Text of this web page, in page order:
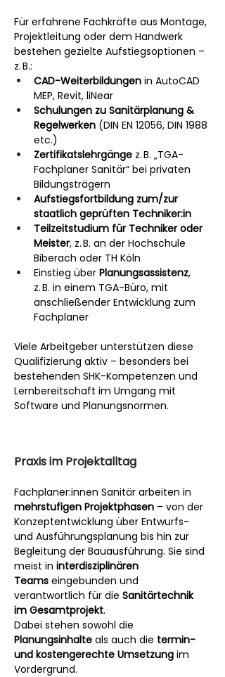
Für erfahrene Fachkräfte aus Montage,
Projektleitung oder dem Handwerk
bestehen gezielte Aufstiegsoptionen –
z. B.:
CAD-Weiterbildungen in AutoCAD
MEP, Revit, liNear
Schulungen zu Sanitärplanung &
Regelwerken (DIN EN 12056, DIN 1988
etc.)
Zertifikatslehrgänge z. B. „TGA-
Fachplaner Sanitär“ bei privaten
Bildungsträgern
Aufstiegsfortbildung zum/zur
staatlich geprüften Techniker:in
Teilzeitstudium für Techniker oder
Meister, z. B. an der Hochschule
Biberach oder TH Köln
Einstieg über Planungsassistenz,
z. B. in einem TGA-Büro, mit
anschließender Entwicklung zum
Fachplaner
Viele Arbeitgeber unterstützen diese
Qualifizierung aktiv – besonders bei
bestehenden SHK-Kompetenzen und
Lernbereitschaft im Umgang mit
Software und Planungsnormen.
Praxis im Projektalltag
Fachplaner:innen Sanitär arbeiten in
mehrstufigen Projektphasen – von der
Konzeptentwicklung über Entwurfs-
und Ausführungsplanung bis hin zur
Begleitung der Bauausführung. Sie sind
meist in interdisziplinären
Teams eingebunden und
verantwortlich für die Sanitärtechnik
im Gesamtprojekt.
Dabei stehen sowohl die
Planungsinhalte als auch die termin-
und kostengerechte Umsetzung im
Vordergrund.